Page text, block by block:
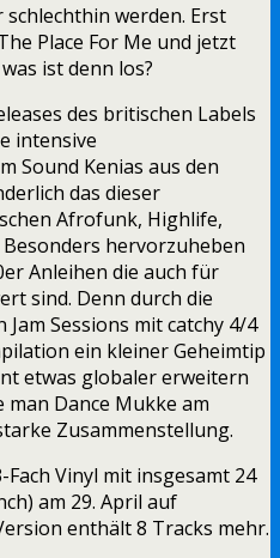
schlechthin werden. Erst
Place For Me und jetzt
ist denn los?
des britischen Labels
intensive
Sound Kenias aus den
das dieser
Afrofunk, Highlife,
hervorzuheben
Anleihen die auch für
sind. Denn durch die
Sessions mit catchy 4/4
ein kleiner Geheimtip
etwas globaler erweitern
Dance Mukke am
Zusammenstellung.
Fach Vinyl mit insgesamt 24
am 29. April auf
enthält 8 Tracks mehr.